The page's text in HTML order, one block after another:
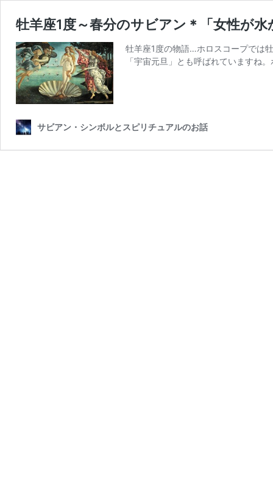
牡羊座1度～春分のサビアン＊「女性が
牡羊座1度の物語…ホロスコープでは
「宇宙元旦」とも呼ばれていますね
サビアン・シンボルとスピリチュアルのお話